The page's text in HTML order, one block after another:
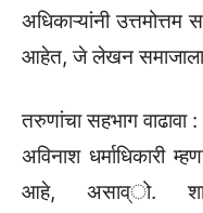
अधिकाऱ्यांनी उत्तमोत्तम
आहेत, जे लेखन समाजाला
तरुणांचा सहभाग वाढावा :
अविनाश धर्माधिकारी
आहे, असाव्ो.